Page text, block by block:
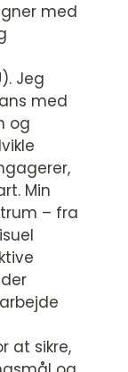
med
Jeg
med
og
Min
– fra
at sikre,